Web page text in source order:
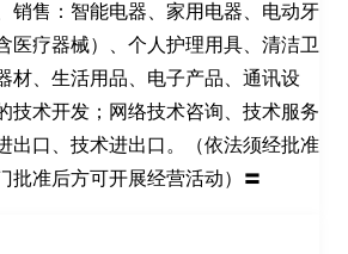
销售：智能电器、家用电器、电动牙
医疗器械）、个人护理用具、清洁卫
材、生活用品、电子产品、通讯设
技术开发；网络技术咨询、技术服务
出口、技术进出口。（依法须经批准
批准后方可开展经营活动）〓